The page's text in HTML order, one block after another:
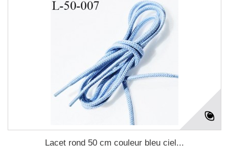
Lacet rond 50 cm couleur bleu ciel...